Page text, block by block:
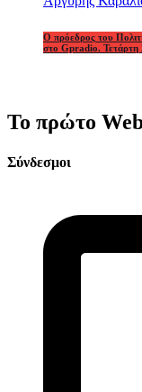
Ο πρόεδρος του
στο Gpradio. Τετάρτη
Το πρώτο
Σύνδεσμοι